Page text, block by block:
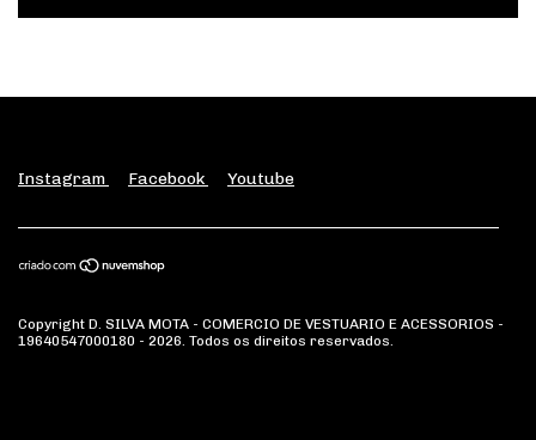
Instagram Facebook Youtube
Copyright D. SILVA MOTA - COMERCIO DE VESTUARIO E ACESSORIOS -
19640547000180 - 2026. Todos os direitos reservados.